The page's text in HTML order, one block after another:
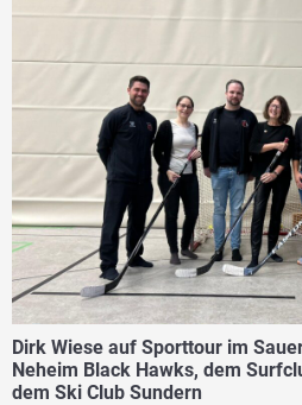
Dirk Wiese auf Sporttour im
Neheim Black Hawks, dem
dem Ski Club Sundern